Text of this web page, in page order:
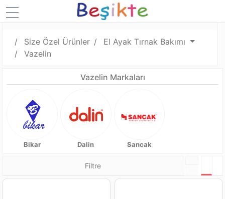
Size Özel Ürünler
El Ayak Tırnak Bakımı
Vazelin
Vazelin Markaları
Bikar Dalin Sancak
Filtre